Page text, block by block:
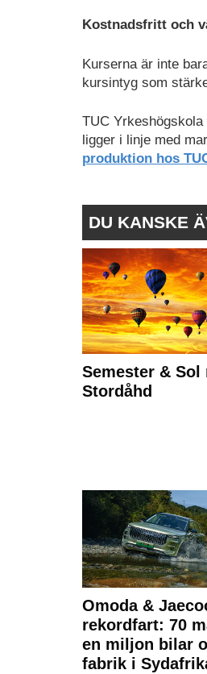
Kostnadsfritt och
Kurserna är inte
kursintyg som
TUC
ligger i linje med
produktion hos
DU KANSKE
Semester & Sol
Stordåhd
Omoda &
rekordfart: 70
en miljon bilar
fabrik i